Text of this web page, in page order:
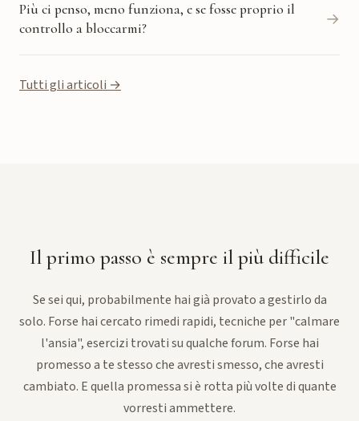
Più ci penso, meno funziona, e se fosse proprio il
controllo a bloccarmi?
→
Tutti gli articoli →
Il primo passo è sempre il più difficile
Se sei qui, probabilmente hai già provato a gestirlo da
solo. Forse hai cercato rimedi rapidi, tecniche per "calmare
l'ansia", esercizi trovati su qualche forum. Forse hai
promesso a te stesso che avresti smesso, che avresti
cambiato. E quella promessa si è rotta più volte di quante
vorresti ammettere.